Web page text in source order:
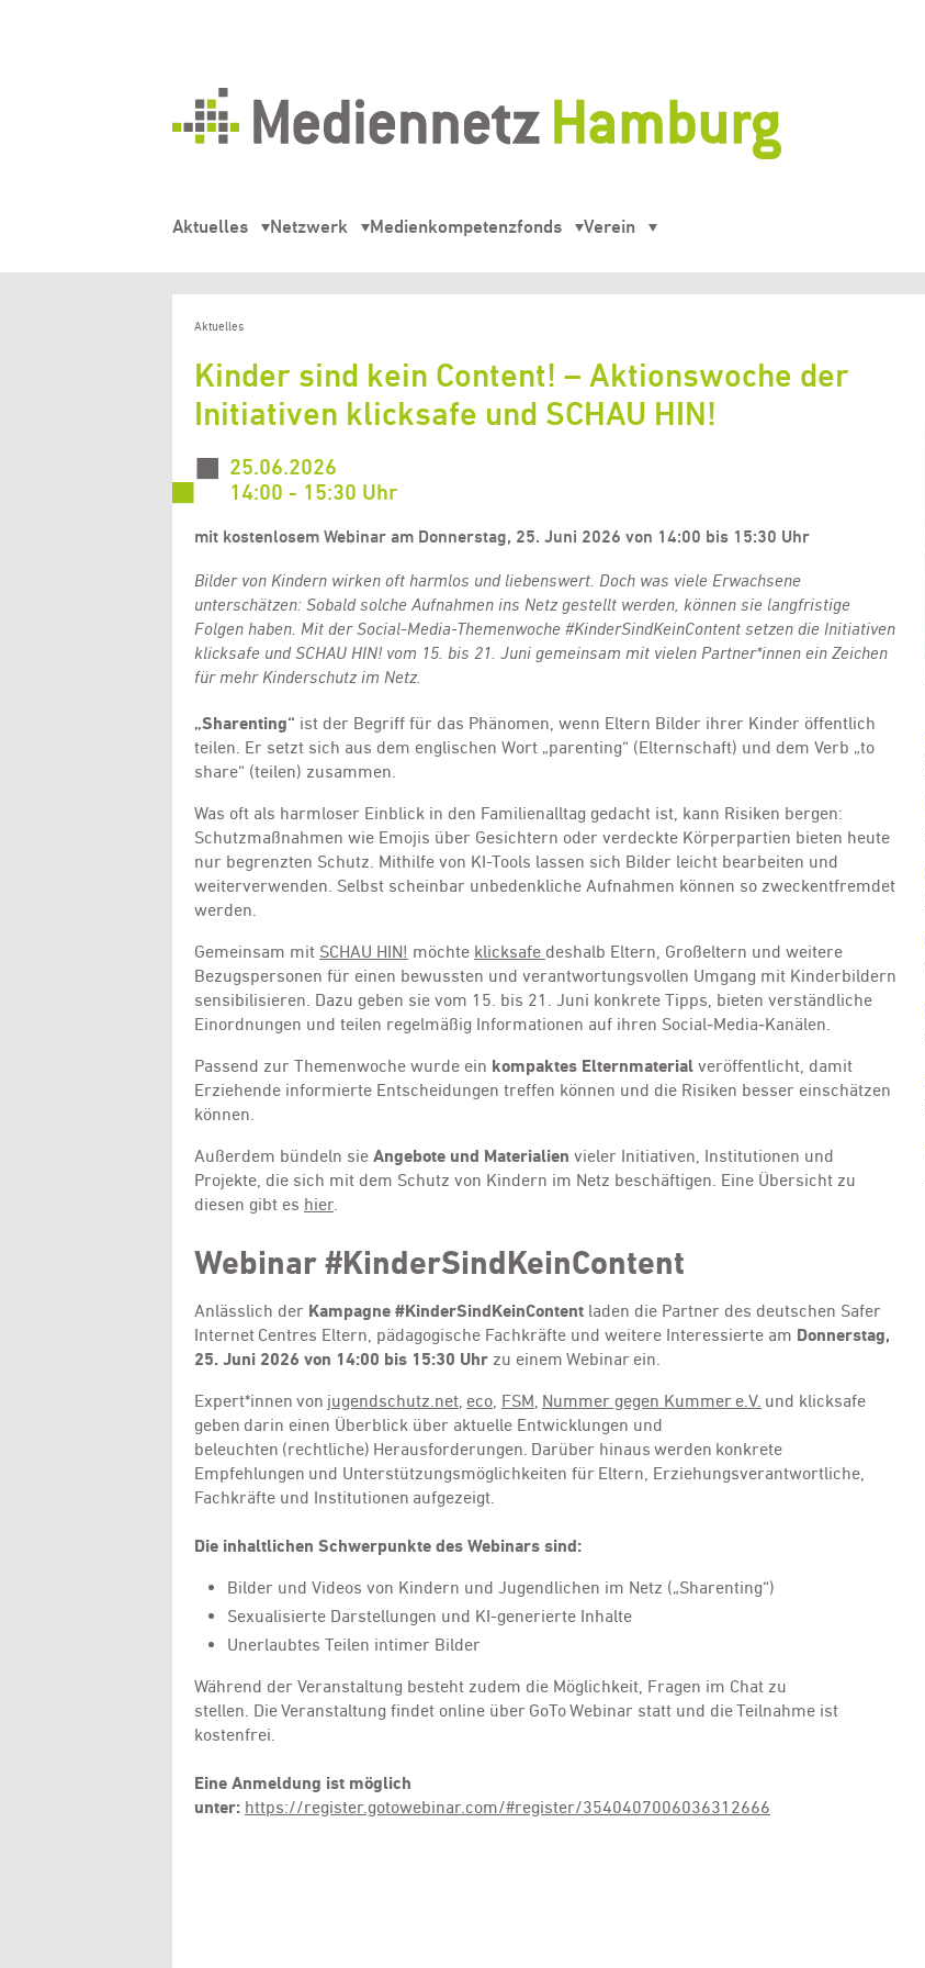
Aktuelles Netzwerk Medienkompetenzfonds Verein
Aktuelles
Kinder sind kein Content! – Aktionswoche der
Initiativen klicksafe und SCHAU HIN!
25.06.2026
14:00 - 15:30 Uhr
mit kostenlosem Webinar am Donnerstag, 25. Juni 2026 von 14:00 bis 15:30 Uhr
Bilder von Kindern wirken oft harmlos und liebenswert. Doch was viele Erwachsene
unterschätzen: Sobald solche Aufnahmen ins Netz gestellt werden, können sie langfristige
Folgen haben. Mit der Social-Media-Themenwoche #KinderSindKeinContent setzen die Initiativen
klicksafe und SCHAU HIN! vom 15. bis 21. Juni gemeinsam mit vielen Partner*innen ein Zeichen
für mehr Kinderschutz im Netz.
„Sharenting“ ist der Begriff für das Phänomen, wenn Eltern Bilder ihrer Kinder öffentlich
teilen. Er setzt sich aus dem englischen Wort „parenting“ (Elternschaft) und dem Verb „to
share“ (teilen) zusammen.
Was oft als harmloser Einblick in den Familienalltag gedacht ist, kann Risiken bergen:
Schutzmaßnahmen wie Emojis über Gesichtern oder verdeckte Körperpartien bieten heute
nur begrenzten Schutz. Mithilfe von KI-Tools lassen sich Bilder leicht bearbeiten und
weiterverwenden. Selbst scheinbar unbedenkliche Aufnahmen können so zweckentfremdet
werden.
Gemeinsam mit SCHAU HIN! möchte klicksafe deshalb Eltern, Großeltern und weitere
Bezugspersonen für einen bewussten und verantwortungsvollen Umgang mit Kinderbildern
sensibilisieren. Dazu geben sie vom 15. bis 21. Juni konkrete Tipps, bieten verständliche
Einordnungen und teilen regelmäßig Informationen auf ihren Social‑Media‑Kanälen.
Passend zur Themenwoche wurde ein kompaktes Elternmaterial veröffentlicht, damit
Erziehende informierte Entscheidungen treffen können und die Risiken besser einschätzen
können.
Außerdem bündeln sie Angebote und Materialien vieler Initiativen, Institutionen und
Projekte, die sich mit dem Schutz von Kindern im Netz beschäftigen. Eine Übersicht zu
diesen gibt es hier.
Webinar #KinderSindKeinContent
Anlässlich der Kampagne #KinderSindKeinContent laden die Partner des deutschen Safer
Internet Centres Eltern, pädagogische Fachkräfte und weitere Interessierte am Donnerstag,
25. Juni 2026 von 14:00 bis 15:30 Uhr zu einem Webinar ein.
Expert*innen von jugendschutz.net, eco, FSM, Nummer gegen Kummer e.V. und klicksafe
geben darin einen Überblick über aktuelle Entwicklungen und
beleuchten (rechtliche) Herausforderungen. Darüber hinaus werden konkrete
Empfehlungen und Unterstützungsmöglichkeiten für Eltern, Erziehungsverantwortliche,
Fachkräfte und Institutionen aufgezeigt.
Die inhaltlichen Schwerpunkte des Webinars sind:
Bilder und Videos von Kindern und Jugendlichen im Netz („Sharenting“)
Sexualisierte Darstellungen und KI-generierte Inhalte
Unerlaubtes Teilen intimer Bilder
Während der Veranstaltung besteht zudem die Möglichkeit, Fragen im Chat zu
stellen. Die Veranstaltung findet online über GoTo Webinar statt und die Teilnahme ist
kostenfrei.
Eine Anmeldung ist möglich
unter: https://register.gotowebinar.com/#register/3540407006036312666